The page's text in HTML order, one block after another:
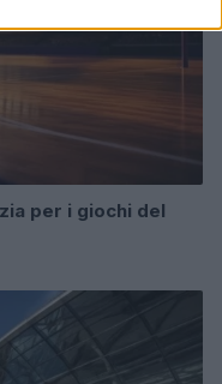
per i giochi del